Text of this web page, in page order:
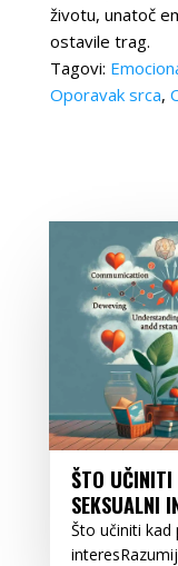
životu, unatoč
ostavile trag.
Tagovi:
Oporavak srca,
ŠTO
SEKSUALNI
Što učiniti kad